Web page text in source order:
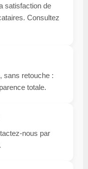
satisfaction de
Consultez
sans retouche :
totale.
nous par